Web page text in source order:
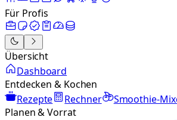
Für Profis
Übersicht
Dashboard
Entdecken & Kochen
Rezepte
Rechner Smoothie-
Planen & Vorrat